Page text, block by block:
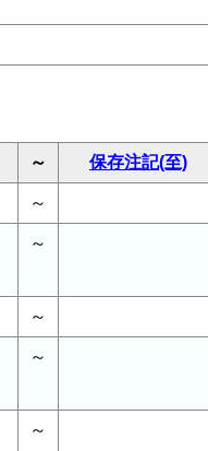
～ 保存注記(至)
～
～
～
～
～